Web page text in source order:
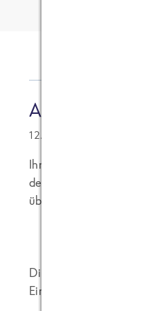
Andreas
12.02.2007 at 17:22
Ihre Aussage: "Leider
des Hotels die optimale
überschritten."
Die haben im Hotel
Einkauf gleich die